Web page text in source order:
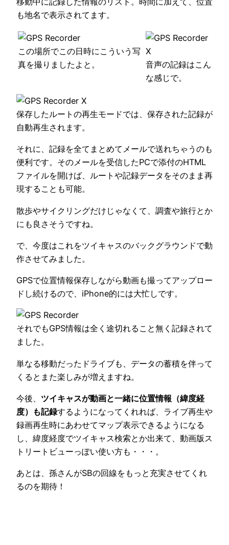
も地名で表示されてます。
この場所でこの日時にこういう写
真を撮りましたよと。
音声の記録はこん
な感じで。
保存したルートの再生モードでは、保存された記録が
自動再生されます。
それに、記録を全てまとめてメールで送れちゃうのも
便利です。そのメールを受信したPCで添付のHTML
ファイルを開けば、ルートや記録データをそのまま再
現することも可能。
散歩やサイクリングだけじゃなくて、調査や旅行とか
にも良さそうですね。
で、今度はこれをツイキャスのバックグラウンドで動
作させてみました。
GPSで位置情報保存しながら動画も撮ってアップロー
ドし続けるので、iPhone的には大忙しです。
それでもGPS情報は全く途切れること無く記録されて
ました。
単なる移動だったドライブも、データの蓄積を伴って
くるとまた楽しみが増えますね。
今後、 ツイキャスが動画と一緒に位置情報（緯度経
度）も記録するようになってくれれば、ライブ再生や
録画再生時にあわせてマップ表示できるようになる
し、緯度経度でツイキャス検索とか出来て、動画版ス
トリートビューっぽい使い方も・・・。
あとは、孫さんがSBの回線をもっと充実させてくれ
るのを期待！